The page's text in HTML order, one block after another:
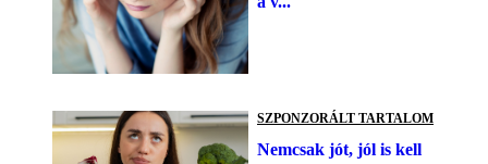
SZPONZORÁLT TARTALOM
Nemcsak jót, jól is kell